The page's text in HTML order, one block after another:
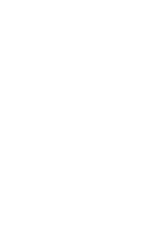
de véhicule. Dans
réalisée sur le
ce montant — parfois
en totale
le prix du véhicule à